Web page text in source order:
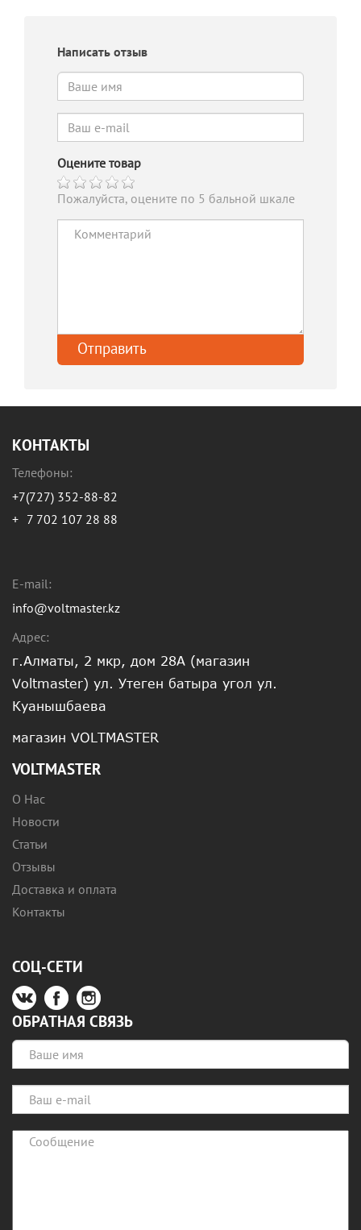
Написать отзыв
Оцените товар
Пожалуйста, оцените по 5 бальной шкале
КОНТАКТЫ
Телефоны:
+7(727) 352-88-82
+ 7 702 107 28 88
E-mail:
info@voltmaster.kz
Адрес:
г.Алматы, 2 мкр, дом 28А (магазин
Voltmaster) ул. Утеген батыра угол ул.
Куанышбаева
магазин VOLTMASTER
VOLTMASTER
О Нас
Новости
Статьи
Отзывы
Доставка и оплата
Контакты
СОЦ-СЕТИ
ОБРАТНАЯ СВЯЗЬ